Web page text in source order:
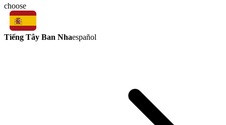
choose
Tiếng Tây Ban Nhaespañol